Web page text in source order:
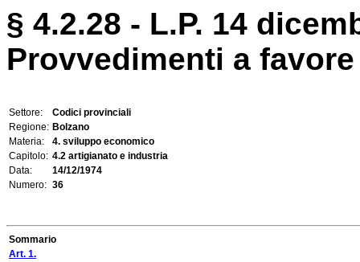
§ 4.2.28 - L.P. 14
Provvedimenti a
Settore:
Codici provinciali
Regione: Bolzano
Materia:
4. sviluppo economico
Capitolo: 4.2 artigianato e industria
Data:
14/12/1974
Numero: 36
Sommario
Art. 1.